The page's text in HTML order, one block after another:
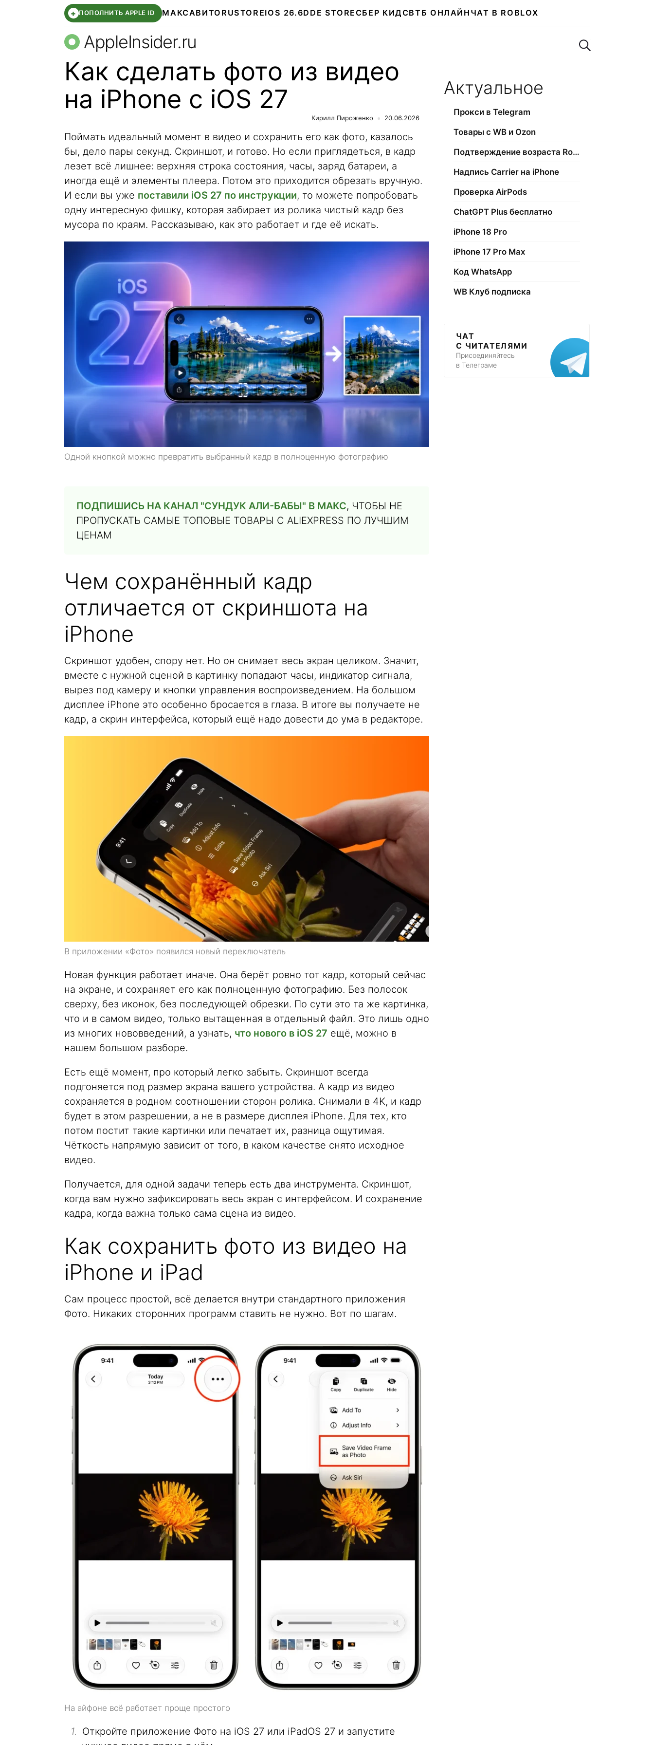
+ ПОПОЛНИТЬ APPLE ID МАКСАВИТО RUSTOREIOS 26.6DDE STORE СБЕР КИДСВТБ ОНЛАЙН ЧАТ В ROBLOX
AppleInsider.ru Поиск по сайту
Как сделать фото из видео
на iPhone с iOS 27
Кирилл Пироженко 20.06.2026
Поймать идеальный момент в видео и сохранить его как фото, казалось
бы, дело пары секунд. Скриншот, и готово. Но если приглядеться, в кадр
лезет всё лишнее: верхняя строка состояния, часы, заряд батареи, а
иногда ещё и элементы плеера. Потом это приходится обрезать вручную.
И если вы уже поставили iOS 27 по инструкции, то можете попробовать
одну интересную фишку, которая забирает из ролика чистый кадр без
мусора по краям. Рассказываю, как это работает и где её искать.
Одной кнопкой можно превратить выбранный кадр в полноценную фотографию
ПОДПИШИСЬ НА КАНАЛ "СУНДУК АЛИ-БАБЫ" В МАКС, ЧТОБЫ НЕ
ПРОПУСКАТЬ САМЫЕ ТОПОВЫЕ ТОВАРЫ С ALIEXPRESS ПО ЛУЧШИМ
ЦЕНАМ
Чем сохранённый кадр
отличается от скриншота на
iPhone
Скриншот удобен, спору нет. Но он снимает весь экран целиком. Значит,
вместе с нужной сценой в картинку попадают часы, индикатор сигнала,
вырез под камеру и кнопки управления воспроизведением. На большом
дисплее iPhone это особенно бросается в глаза. В итоге вы получаете не
кадр, а скрин интерфейса, который ещё надо довести до ума в редакторе.
В приложении «Фото» появился новый переключатель
Новая функция работает иначе. Она берёт ровно тот кадр, который сейчас
на экране, и сохраняет его как полноценную фотографию. Без полосок
сверху, без иконок, без последующей обрезки. По сути это та же картинка,
что и в самом видео, только вытащенная в отдельный файл. Это лишь одно
из многих нововведений, а узнать, что нового в iOS 27 ещё, можно в
нашем большом разборе.
Есть ещё момент, про который легко забыть. Скриншот всегда
подгоняется под размер экрана вашего устройства. А кадр из видео
сохраняется в родном соотношении сторон ролика. Снимали в 4K, и кадр
будет в этом разрешении, а не в размере дисплея iPhone. Для тех, кто
потом постит такие картинки или печатает их, разница ощутимая.
Чёткость напрямую зависит от того, в каком качестве снято исходное
видео.
Получается, для одной задачи теперь есть два инструмента. Скриншот,
когда вам нужно зафиксировать весь экран с интерфейсом. И сохранение
кадра, когда важна только сама сцена из видео.
Как сохранить фото из видео на
iPhone и iPad
Сам процесс простой, всё делается внутри стандартного приложения
Фото. Никаких сторонних программ ставить не нужно. Вот по шагам.
На айфоне всё работает проще простого
Откройте приложение Фото на iOS 27 или iPadOS 27 и запустите
Актуальное
Прокси в Telegram
Товары с WB и Ozon
Подтверждение возраста Roblox
Надпись Carrier на iPhone
Проверка AirPods
ChatGPT Plus бесплатно
iPhone 18 Pro
iPhone 17 Pro Max
Код WhatsApp
WB Клуб подписка
ЧАТ
С ЧИТАТЕЛЯМИ
Присоединяйтесь
в Телеграме